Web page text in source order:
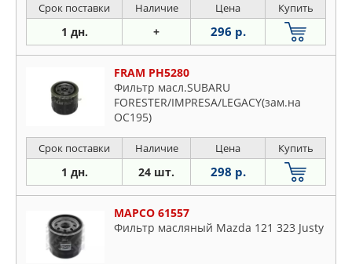
Срок поставки Наличие Цена Купить
1 дн. + 296 р.
FRAM PH5280
Фильтр масл.SUBARU
FORESTER/IMPRESA/LEGACY(зам.на
OC195)
Срок поставки Наличие Цена Купить
1 дн. 24 шт. 298 р.
MAPCO 61557
Фильтр масляный Mazda 121 323 Justy